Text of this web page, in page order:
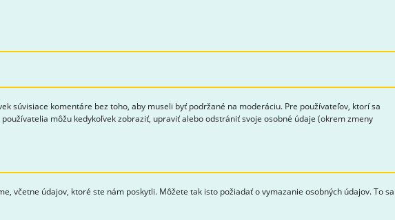
súvisiace komentáre bez toho, aby museli byť podržané na moderáciu. Pre používateľov, ktorí sa
môžu kedykoľvek zobraziť, upraviť alebo odstrániť svoje osobné údaje (okrem zmeny
včetne údajov, ktoré ste nám poskytli. Môžete tak isto požiadať o vymazanie osobných údajov. To sa